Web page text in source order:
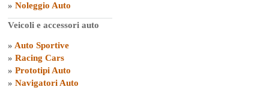
» Noleggio Auto
Veicoli e accessori auto
» Auto Sportive
» Racing Cars
» Prototipi Auto
» Navigatori Auto